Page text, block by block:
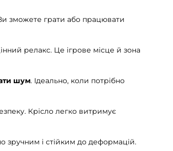
зможете грати або працювати
релакс. Це ігрове місце й зона
шум. Ідеально, коли потрібно
Крісло легко витримує
зручним і стійким до деформацій.